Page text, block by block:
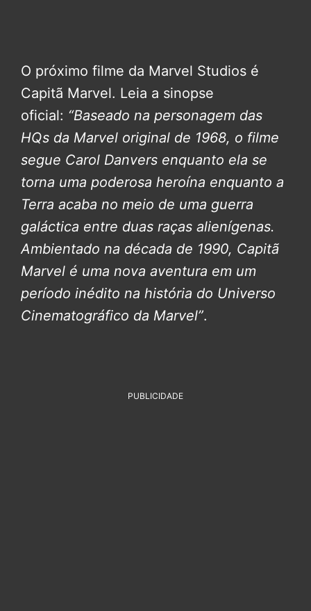
O próximo filme da Marvel Studios é
Capitã Marvel. Leia a sinopse
oficial: “Baseado na personagem das
HQs da Marvel original de 1968, o filme
segue Carol Danvers enquanto ela se
torna uma poderosa heroína enquanto a
Terra acaba no meio de uma guerra
galáctica entre duas raças alienígenas.
Ambientado na década de 1990, Capitã
Marvel é uma nova aventura em um
período inédito na história do Universo
Cinematográfico da Marvel”.
PUBLICIDADE